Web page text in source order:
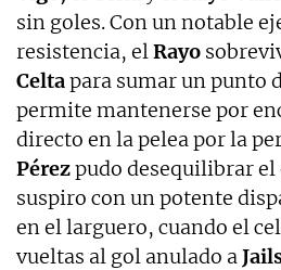
sin goles. Con un notable
resistencia, elRayo
Celtapara sumar un punto
permite mantenerse por
directo en la pelea por la
Pérezpudo desequilibrar
suspiro con un potente
en el larguero, cuando el
vueltas al gol anulado a